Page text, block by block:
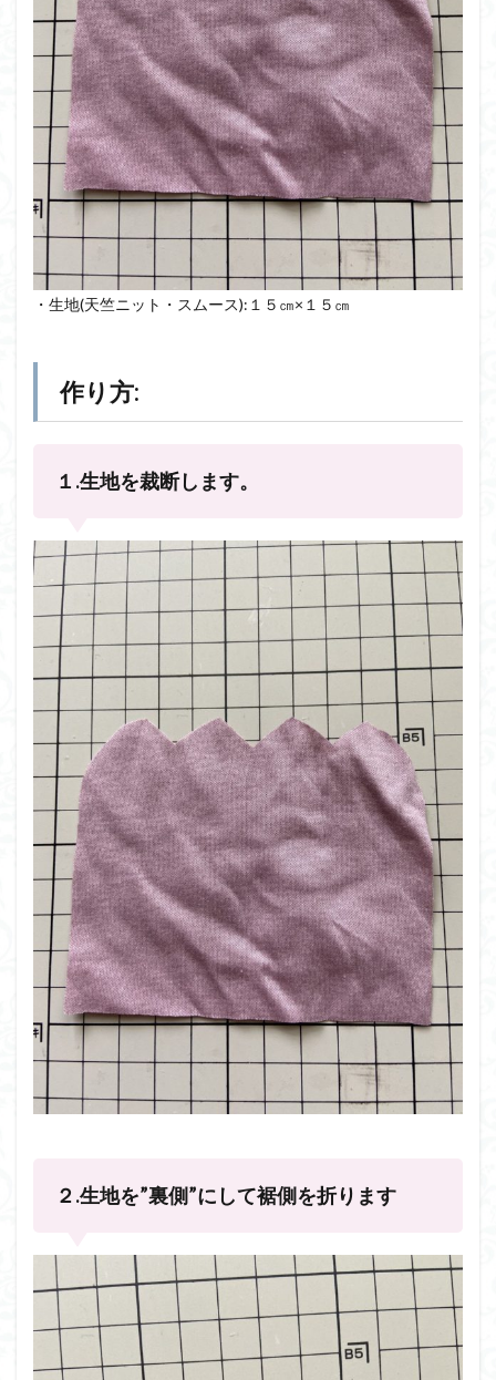
・生地(天竺ニット・スムース):１５㎝×１５㎝
作り方:
１.生地を裁断します。
２.生地を”裏側”にして裾側を折ります